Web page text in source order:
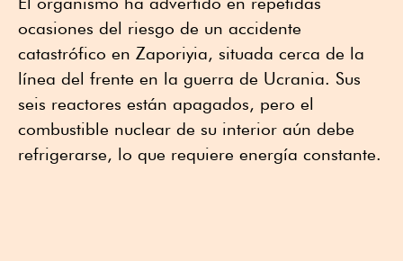
ocasiones del riesgo de un accidente
catastrófico en Zaporiyia, situada cerca de la
línea del frente en la guerra de Ucrania. Sus
seis reactores están apagados, pero el
combustible nuclear de su interior aún debe
refrigerarse, lo que requiere energía constante.